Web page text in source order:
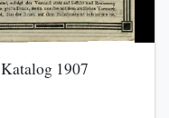
1907